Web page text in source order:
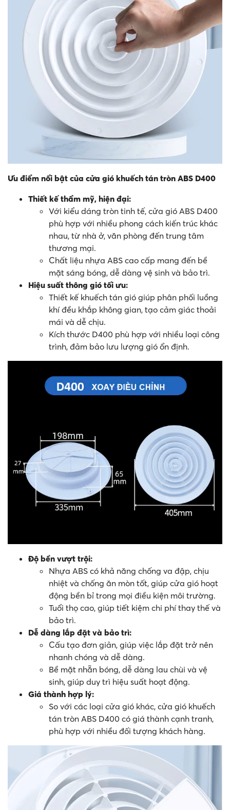
Ưu điểm nổi bật của cửa gió khuếch tán tròn ABS D400
Thiết kế thẩm mỹ, hiện đại:
Với kiểu dáng tròn tinh tế, cửa gió ABS D400
phù hợp với nhiều phong cách kiến trúc khác
nhau, từ nhà ở, văn phòng đến trung tâm
thương mại.
Chất liệu nhựa ABS cao cấp mang đến bề
mặt sáng bóng, dễ dàng vệ sinh và bảo trì.
Hiệu suất thông gió tối ưu:
Thiết kế khuếch tán gió giúp phân phối luồng
khí đều khắp không gian, tạo cảm giác thoải
mái và dễ chịu.
Kích thước D400 phù hợp với nhiều loại công
trình, đảm bảo lưu lượng gió ổn định.
Độ bền vượt trội:
Nhựa ABS có khả năng chống va đập, chịu
nhiệt và chống ăn mòn tốt, giúp cửa gió hoạt
động bền bỉ trong mọi điều kiện môi trường.
Tuổi thọ cao, giúp tiết kiệm chi phí thay thế và
bảo trì.
Dễ dàng lắp đặt và bảo trì:
Cấu tạo đơn giản, giúp việc lắp đặt trở nên
nhanh chóng và dễ dàng.
Bề mặt nhẵn bóng, dễ dàng lau chùi và vệ
sinh, giúp duy trì hiệu suất hoạt động.
Giá thành hợp lý:
So với các loại cửa gió khác, cửa gió khuếch
tán tròn ABS D400 có giá thành cạnh tranh,
phù hợp với nhiều đối tượng khách hàng.